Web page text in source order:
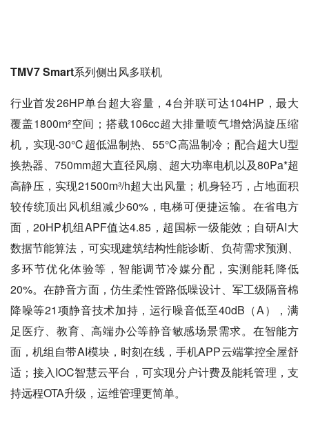
TMV7 Smart系列侧出风多联机
行业首发26HP单台超大容量，4台并联可达104HP，最大
覆盖1800m²空间；搭载106cc超大排量喷气增焓涡旋压缩
机，实现-30℃超低温制热、55℃高温制冷；配合超大U型
换热器、750mm超大直径风扇、超大功率电机以及80Pa*超
高静压，实现21500m³/h超大出风量；机身轻巧，占地面积
较传统顶出风机组减少60%，电梯可便捷运输。在省电方
面，20HP机组APF值达4.85，超国标一级能效；自研AI大
数据节能算法，可实现建筑结构性能诊断、负荷需求预测、
多环节优化体验等，智能调节冷媒分配，实测能耗降低
20%。在静音方面，仿生柔性管路低噪设计、军工级隔音棉
降噪等21项静音技术加持，运行噪音低至40dB（A），满
足医疗、教育、高端办公等静音敏感场景需求。在智能方
面，机组自带AI模块，时刻在线，手机APP云端掌控全屋舒
适；接入IOC智慧云平台，可实现分户计费及能耗管理，支
持远程OTA升级，运维管理更简单。